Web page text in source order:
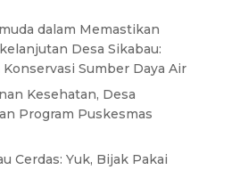
dalam Memastikan
Desa Sikabau:
Sumber Daya Air
Kesehatan, Desa
Program Puskesmas
Cerdas: Yuk, Bijak Pakai